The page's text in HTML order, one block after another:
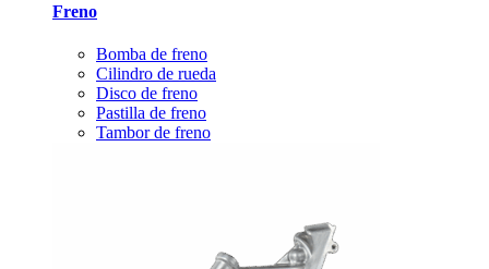
Freno
Bomba de freno
Cilindro de rueda
Disco de freno
Pastilla de freno
Tambor de freno